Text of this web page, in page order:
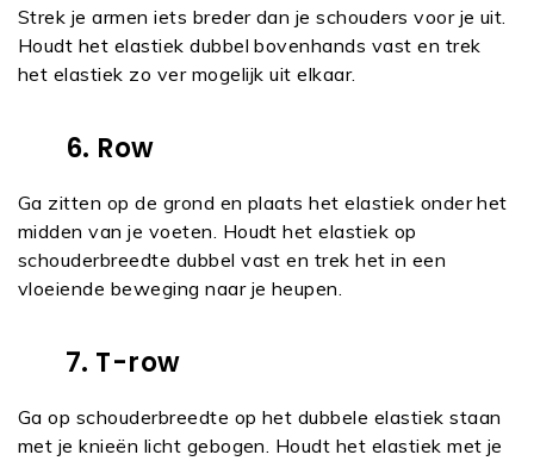
Strek je armen iets breder dan je schouders voor je uit.
Houdt het elastiek dubbel bovenhands vast en trek
het elastiek zo ver mogelijk uit elkaar.
6. Row
Ga zitten op de grond en plaats het elastiek onder het
midden van je voeten. Houdt het elastiek op
schouderbreedte dubbel vast en trek het in een
vloeiende beweging naar je heupen.
7. T-row
Ga op schouderbreedte op het dubbele elastiek staan
met je knieën licht gebogen. Houdt het elastiek met je